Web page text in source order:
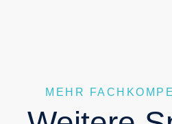
MEHR